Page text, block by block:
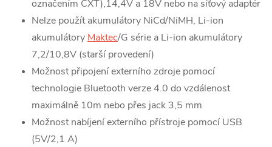
označením CXT),14,4V a 18V nebo na síťový adaptér
Nelze použít akumulátory NiCd/NiMH, Li-ion
akumulátory Maktec/G série a Li-ion akumulátory
7,2/10,8V (starší provedení)
Možnost připojení externího zdroje pomocí
technologie Bluetooth verze 4.0 do vzdálenost
maximálně 10m nebo přes jack 3,5 mm
Možnost nabíjení externího přístroje pomocí USB
(5V/2,1 A)